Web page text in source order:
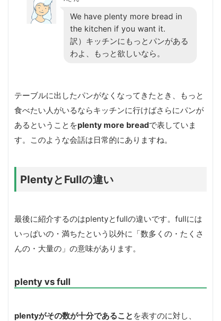
We have plenty more bread in
the kitchen if you want it.
訳）キッチンにもっとパンがある
わよ、もっと欲しいなら。
テーブルに出したパンがなくなってきたとき、もっと
食べたい人がいるならキッチンに行けばさらにパンが
あるということをplenty more breadで表していま
す。このような会話は日常的にありますね。
PlentyとFullの違い
最後に紹介するのはplentyとfullの違いです。fullには
いっぱいの・満ちたという以外に「数多くの・たくさ
んの・大量の」の意味があります。
plenty vs full
plentyがその数が十分であること を表すのに対し、